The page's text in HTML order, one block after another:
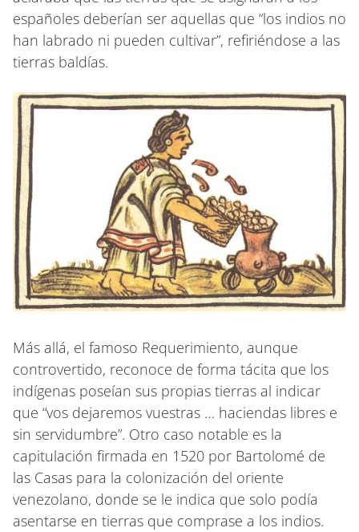
españoles deberían ser aquellas que “los indios no
han labrado ni pueden cultivar”, refiriéndose a las
tierras baldías.
Más allá, el famoso Requerimiento, aunque
controvertido, reconoce de forma tácita que los
indígenas poseían sus propias tierras al indicar
que “vos dejaremos vuestras … haciendas libres e
sin servidumbre”. Otro caso notable es la
capitulación firmada en 1520 por Bartolomé de
las Casas para la colonización del oriente
venezolano, donde se le indica que solo podía
asentarse en tierras que comprase a los indios.